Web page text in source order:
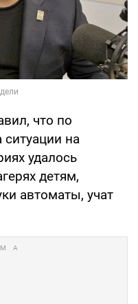
что по
ситуации на
удалось
детям,
автоматы, учат